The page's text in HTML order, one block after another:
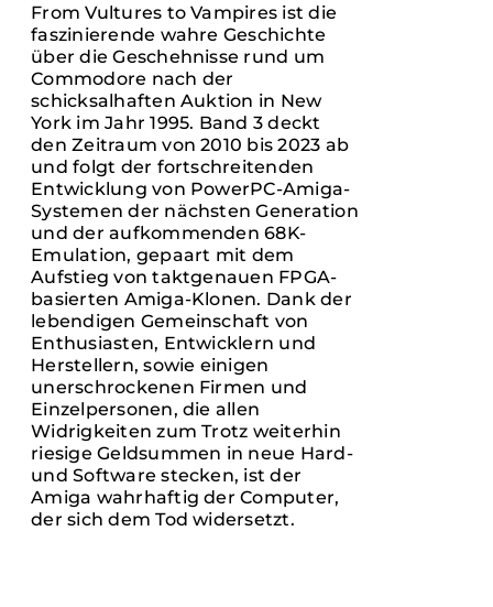
From Vultures to Vampires ist die
faszinierende wahre Geschichte
über die Geschehnisse rund um
Commodore nach der
schicksalhaften Auktion in New
York im Jahr 1995. Band 3 deckt
den Zeitraum von 2010 bis 2023 ab
und folgt der fortschreitenden
Entwicklung von PowerPC-Amiga-
Systemen der nächsten Generation
und der aufkommenden 68K-
Emulation, gepaart mit dem
Aufstieg von taktgenauen FPGA-
basierten Amiga-Klonen. Dank der
lebendigen Gemeinschaft von
Enthusiasten, Entwicklern und
Herstellern, sowie einigen
unerschrockenen Firmen und
Einzelpersonen, die allen
Widrigkeiten zum Trotz weiterhin
riesige Geldsummen in neue Hard-
und Software stecken, ist der
Amiga wahrhaftig der Computer,
der sich dem Tod widersetzt.